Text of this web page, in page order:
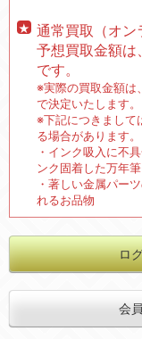
通常買取（オン
予想買取金額は
です。
※実際の買取金額は
で決定いたします。
※下記につきまして
る場合があります。
・インク吸入に不
ンク固着した万年筆
・著しい金属パー
れるお品物
ロ
会